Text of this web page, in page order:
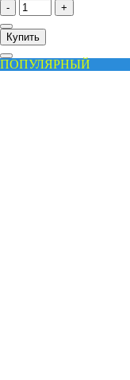
- +
Купить
ПОПУЛЯРНЫЙ